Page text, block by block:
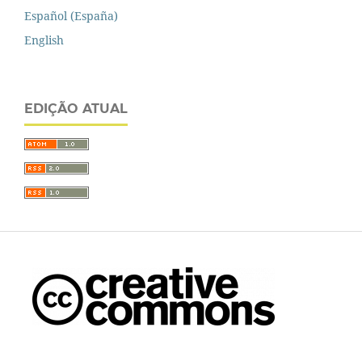
Español (España)
English
EDIÇÃO ATUAL